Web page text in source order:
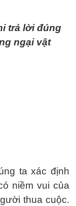
trả lời đúng
ngại vật
ta xác định
niềm vui của
thua cuộc.